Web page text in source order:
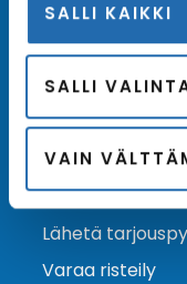
SALLI KAIKKI
SALLI
VAIN
varustamoiden
Ota yhteyttä
Asiakaspalvelu
Lähetä
Varaa risteily